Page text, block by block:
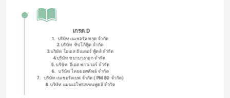
เกรด D
1.  บริษัท เนเชอรัล ฟรุต จํากัด
2.บริษัท  ทิปโก้ฟู้ด จํากัด
3.บริษัท โอเอส อินเตอร์ ฟู้ดส์ จำกัด
4.บริษัท ชบาบางกอก จำกัด
5. บริษัท  อีเอส พาวเวอร์ จำกัด
6.   บริษัท ไทยยอดทิพย์ จํากัด
7.   บริษัท เนเชอรัลเบฟ จํากัด ( PM 80  จำกัด)
8. บริษัท แมนเอโฟรสเซนฟูดส์ จํากัด